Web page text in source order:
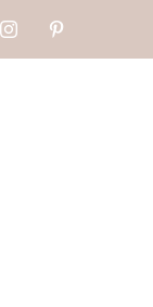
InstagramPinterest